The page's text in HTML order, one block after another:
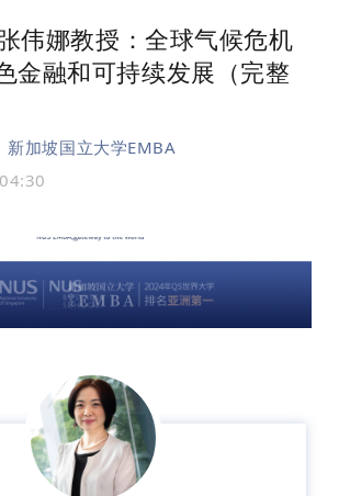
伟娜教授：全球气候危机
金融和可持续发展（完整
新加坡国立大学EMBA